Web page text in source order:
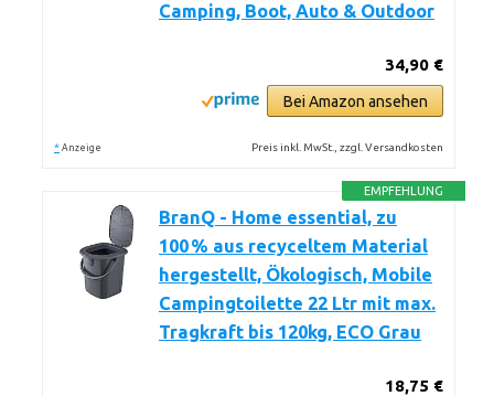
Camping, Boot, Auto & Outdoor
34,90 €
Bei Amazon ansehen
* Anzeige Preis inkl. MwSt., zzgl. Versandkosten
EMPFEHLUNG
BranQ - Home essential, zu
100 % aus recyceltem Material
hergestellt, Ökologisch, Mobile
Campingtoilette 22 Ltr mit max.
Tragkraft bis 120kg, ECO Grau
18,75 €